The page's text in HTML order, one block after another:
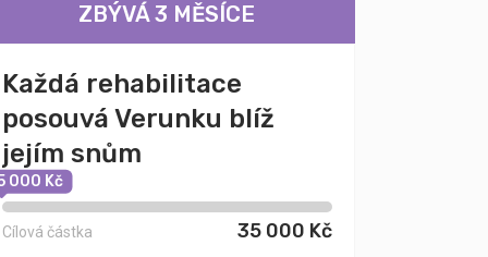
ZBÝVÁ 3 MĚSÍCE
Každá rehabilitace
posouvá Verunku blíž
jejím snům
000 Kč
Cílová částka 35 000 Kč